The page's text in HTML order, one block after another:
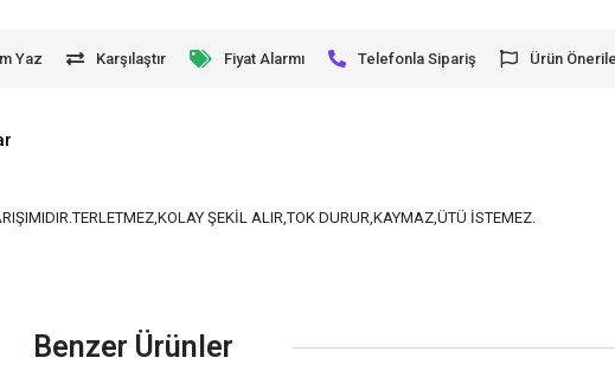
Yaz Karşılaştır Fiyat Alarmı Telefonla Sipariş Ürün
ŞEKİL ALIR,TOK DURUR,KAYMAZ,ÜTÜ İSTEMEZ.
Benzer Ürünler